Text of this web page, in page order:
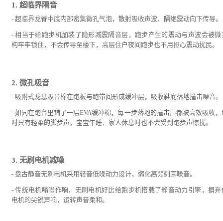
1. 超临界隔音
- 超临界龙脊中底内部密集微孔气泡，散射吸收声波、隔绝震动向下传导。
- 相当于给跑步机加装了隐形减震隔音层，跑步产生的震动与声波会被微
构牢牢锁住，不会传导至楼下，高层住户夜间跑步也不用担心震动扰民。
2. 微孔吸音
- 吸附式龙息吸音棉在跑板与跑带间形成缓冲层，吸收鞋底落地撞击噪音。
- 如同在跑台里铺了一层EVA缓冲棉，每一步落地的撞击声都被高效吸收，
时只有轻柔的脚步声，宝宝午睡、家人休息时也不会受到跑步声惊扰。
3. 无刷电机减噪
- 盘古静音无刷电机采用轻音低噪动力设计，弱化高频刺耳噪音。
- 传统电机嗡嗡作响，无刷电机好比给跑步机搭载了静音动力引擎，摒弃
电机的尖锐声响，运转声音柔和。